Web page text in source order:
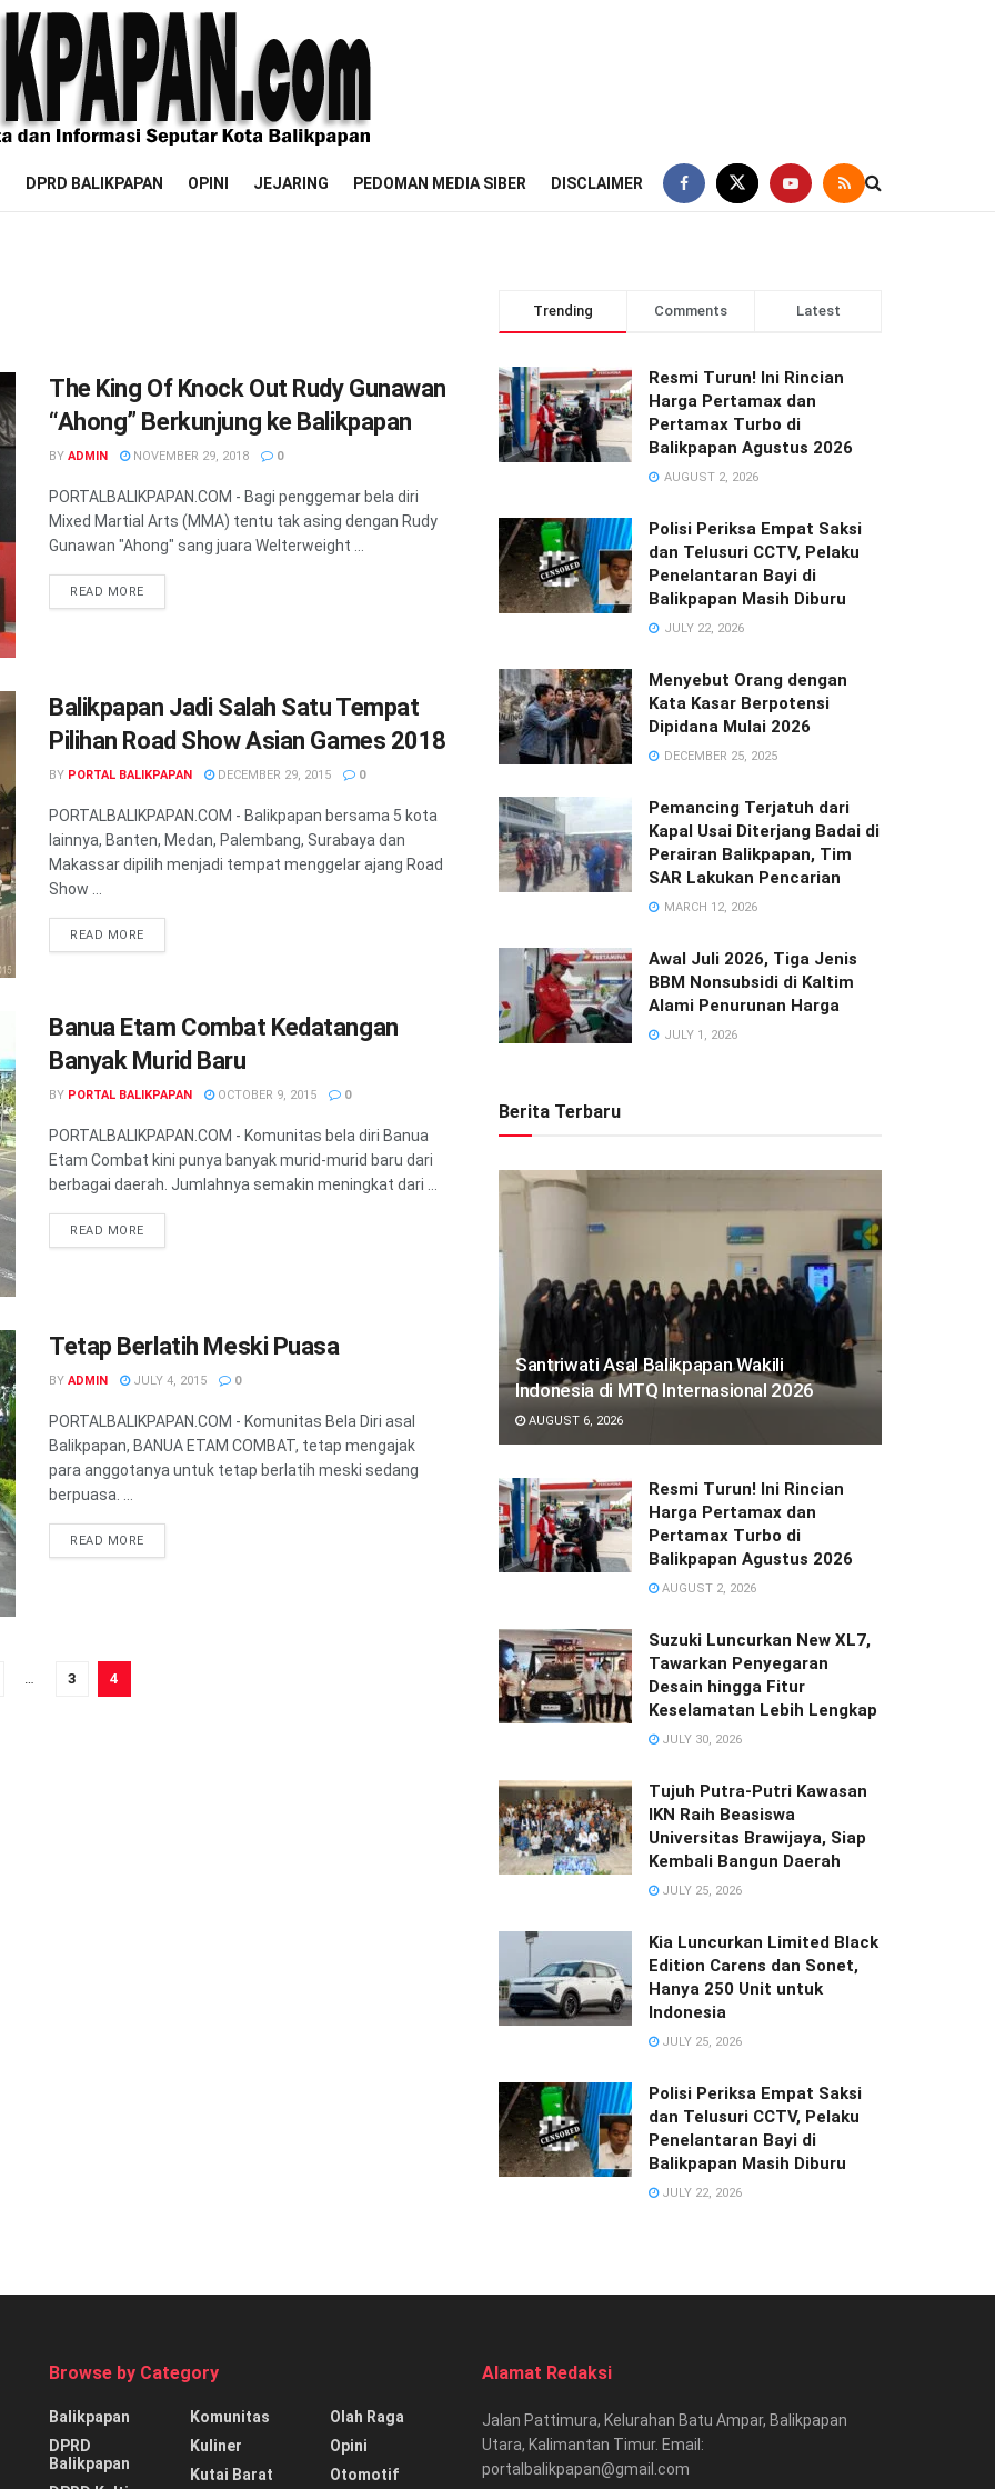
DPRD BALIKPAPAN OPINI JEJARING PEDOMAN MEDIA SIBER DISCLAIMER
The King Of Knock Out Rudy Gunawan
“Ahong” Berkunjung ke Balikpapan
BY ADMIN NOVEMBER 29, 2018 0
PORTALBALIKPAPAN.COM - Bagi penggemar bela diri
Mixed Martial Arts (MMA) tentu tak asing dengan Rudy
Gunawan "Ahong" sang juara Welterweight ...
READ MORE
Balikpapan Jadi Salah Satu Tempat
Pilihan Road Show Asian Games 2018
BY PORTAL BALIKPAPAN DECEMBER 29, 2015 0
PORTALBALIKPAPAN.COM - Balikpapan bersama 5 kota
lainnya, Banten, Medan, Palembang, Surabaya dan
Makassar dipilih menjadi tempat menggelar ajang Road
Show ...
READ MORE
Banua Etam Combat Kedatangan
Banyak Murid Baru
BY PORTAL BALIKPAPAN OCTOBER 9, 2015 0
PORTALBALIKPAPAN.COM - Komunitas bela diri Banua
Etam Combat kini punya banyak murid-murid baru dari
berbagai daerah. Jumlahnya semakin meningkat dari ...
READ MORE
Tetap Berlatih Meski Puasa
BY ADMIN JULY 4, 2015 0
PORTALBALIKPAPAN.COM - Komunitas Bela Diri asal
Balikpapan, BANUA ETAM COMBAT, tetap mengajak
para anggotanya untuk tetap berlatih meski sedang
berpuasa. ...
READ MORE
3 4
Trending Comments Latest
Resmi Turun! Ini Rincian
Harga Pertamax dan
Pertamax Turbo di
Balikpapan Agustus 2026
AUGUST 2, 2026
Polisi Periksa Empat Saksi
dan Telusuri CCTV, Pelaku
Penelantaran Bayi di
Balikpapan Masih Diburu
JULY 22, 2026
Menyebut Orang dengan
Kata Kasar Berpotensi
Dipidana Mulai 2026
DECEMBER 25, 2025
Pemancing Terjatuh dari
Kapal Usai Diterjang Badai di
Perairan Balikpapan, Tim
SAR Lakukan Pencarian
MARCH 12, 2026
Awal Juli 2026, Tiga Jenis
BBM Nonsubsidi di Kaltim
Alami Penurunan Harga
JULY 1, 2026
Berita Terbaru
Santriwati Asal Balikpapan Wakili
Indonesia di MTQ Internasional 2026
AUGUST 6, 2026
Resmi Turun! Ini Rincian
Harga Pertamax dan
Pertamax Turbo di
Balikpapan Agustus 2026
AUGUST 2, 2026
Suzuki Luncurkan New XL7,
Tawarkan Penyegaran
Desain hingga Fitur
Keselamatan Lebih Lengkap
JULY 30, 2026
Tujuh Putra-Putri Kawasan
IKN Raih Beasiswa
Universitas Brawijaya, Siap
Kembali Bangun Daerah
JULY 25, 2026
Kia Luncurkan Limited Black
Edition Carens dan Sonet,
Hanya 250 Unit untuk
Indonesia
JULY 25, 2026
Polisi Periksa Empat Saksi
dan Telusuri CCTV, Pelaku
Penelantaran Bayi di
Balikpapan Masih Diburu
JULY 22, 2026
Browse by Category
Balikpapan
DPRD
Balikpapan
Komunitas
Kuliner
Kutai Barat
Olah Raga
Opini
Otomotif
Alamat Redaksi
Jalan Pattimura, Kelurahan Batu Ampar, Balikpapan
Utara, Kalimantan Timur. Email:
portalbalikpapan@gmail.com